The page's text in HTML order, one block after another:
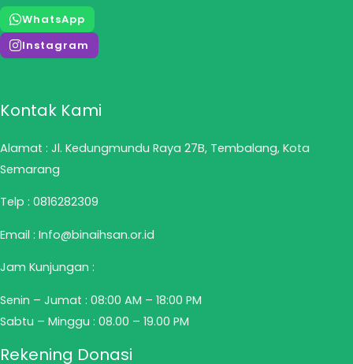
WhatsApp
Instagram
Kontak Kami
Alamat : Jl. Kedungmundu Raya 27B, Tembalang, Kota
Semarang
Telp : 0816282309
Email : Info@binaihsan.or.id
Jam Kunjungan :
Senin – Jumat : 08:00 AM – 18:00 PM
Sabtu – Minggu : 08.00 – 19.00 PM
Rekening Donasi